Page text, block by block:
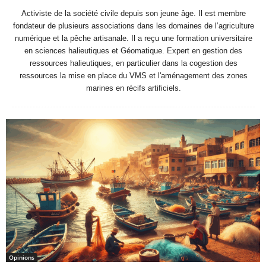
Activiste de la société civile depuis son jeune âge. Il est membre
fondateur de plusieurs associations dans les domaines de l’agriculture
numérique et la pêche artisanale. Il a reçu une formation universitaire
en sciences halieutiques et Géomatique. Expert en gestion des
ressources halieutiques, en particulier dans la cogestion des
ressources la mise en place du VMS et l'aménagement des zones
marines en récifs artificiels.
Opinions